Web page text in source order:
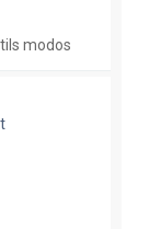
modos